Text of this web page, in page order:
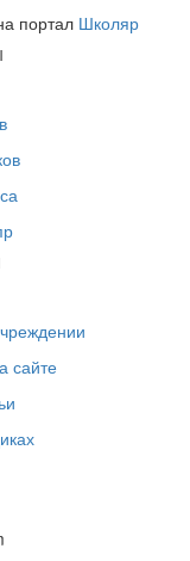
портал Школяр
сайте